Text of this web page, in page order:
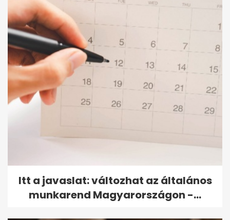
Itt a javaslat: változhat az általános
munkarend Magyarországon -...